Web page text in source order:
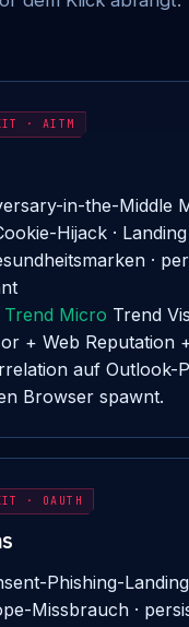
· AITM
in-the-Middle
Hijack ·
·
Trend Micro Trend
+ Web Reputation
auf Outlook-
Browser spawnt.
· OAUTH
Phishing-
Missbrauch ·